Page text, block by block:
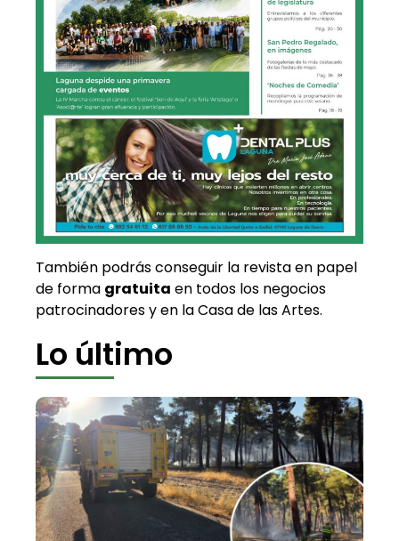
También podrás conseguir la revista en papel
de forma gratuita en todos los negocios
patrocinadores y en la Casa de las Artes.
Lo último